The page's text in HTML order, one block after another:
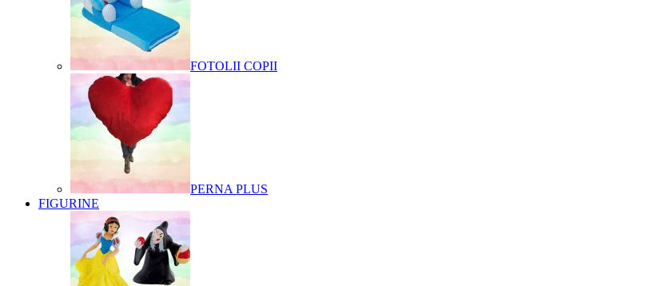
FOTOLII COPII
PERNA PLUS
FIGURINE